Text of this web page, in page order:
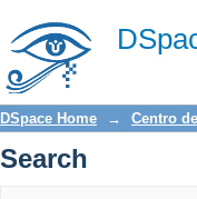
Search
DSpace Home → Centro
Search